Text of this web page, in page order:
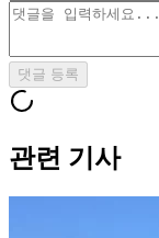
댓글 등록
관련 기사